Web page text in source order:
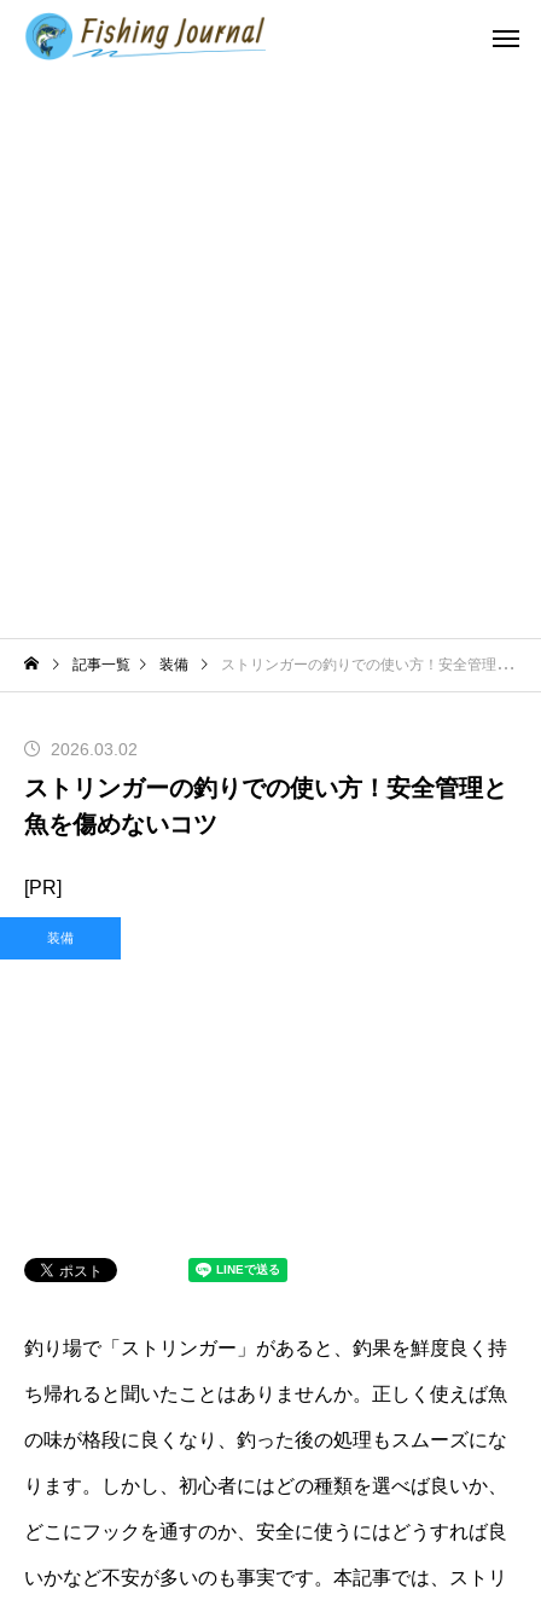
記事一覧 装備 ストリンガーの釣りでの使い方！安全管理と魚を傷めないコツ
2026.03.02
ストリンガーの釣りでの使い方！安全管理と
魚を傷めないコツ
[PR]
装備
釣り場で「ストリンガー」があると、釣果を鮮度良く持
ち帰れると聞いたことはありませんか。正しく使えば魚
の味が格段に良くなり、釣った後の処理もスムーズにな
ります。しかし、初心者にはどの種類を選べば良いか、
どこにフックを通すのか、安全に使うにはどうすれば良
いかなど不安が多いのも事実です。本記事では、ストリ